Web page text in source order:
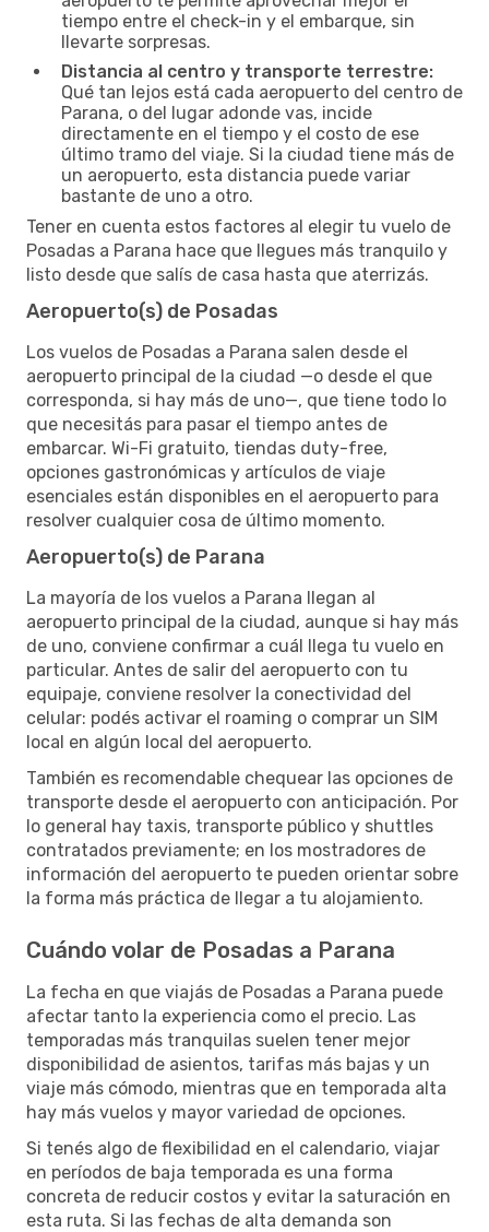
tiempo entre el check-in y el embarque, sin
llevarte sorpresas.
Distancia al centro y transporte terrestre:
Qué tan lejos está cada aeropuerto del centro de
Parana, o del lugar adonde vas, incide
directamente en el tiempo y el costo de ese
último tramo del viaje. Si la ciudad tiene más de
un aeropuerto, esta distancia puede variar
bastante de uno a otro.
Tener en cuenta estos factores al elegir tu vuelo de
Posadas a Parana hace que llegues más tranquilo y
listo desde que salís de casa hasta que aterrizás.
Aeropuerto(s) de Posadas
Los vuelos de Posadas a Parana salen desde el
aeropuerto principal de la ciudad —o desde el que
corresponda, si hay más de uno—, que tiene todo lo
que necesitás para pasar el tiempo antes de
embarcar. Wi-Fi gratuito, tiendas duty-free,
opciones gastronómicas y artículos de viaje
esenciales están disponibles en el aeropuerto para
resolver cualquier cosa de último momento.
Aeropuerto(s) de Parana
La mayoría de los vuelos a Parana llegan al
aeropuerto principal de la ciudad, aunque si hay más
de uno, conviene confirmar a cuál llega tu vuelo en
particular. Antes de salir del aeropuerto con tu
equipaje, conviene resolver la conectividad del
celular: podés activar el roaming o comprar un SIM
local en algún local del aeropuerto.
También es recomendable chequear las opciones de
transporte desde el aeropuerto con anticipación. Por
lo general hay taxis, transporte público y shuttles
contratados previamente; en los mostradores de
información del aeropuerto te pueden orientar sobre
la forma más práctica de llegar a tu alojamiento.
Cuándo volar de Posadas a Parana
La fecha en que viajás de Posadas a Parana puede
afectar tanto la experiencia como el precio. Las
temporadas más tranquilas suelen tener mejor
disponibilidad de asientos, tarifas más bajas y un
viaje más cómodo, mientras que en temporada alta
hay más vuelos y mayor variedad de opciones.
Si tenés algo de flexibilidad en el calendario, viajar
en períodos de baja temporada es una forma
concreta de reducir costos y evitar la saturación en
esta ruta. Si las fechas de alta demanda son